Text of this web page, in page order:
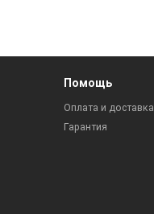
Помощь
Оплата и доставка
Гарантия